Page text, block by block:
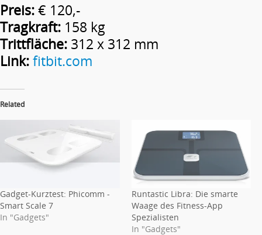
Preis:€ 120,-
Tragkraft: 158 kg
Trittfläche: 312 x 312 mm
Link:fitbit.com
Related
Gadget-Kurztest: Phicomm -
Smart Scale 7
In "Gadgets"
Runtastic Libra: Die smarte
Waage des Fitness-App
Spezialisten
In "Gadgets"